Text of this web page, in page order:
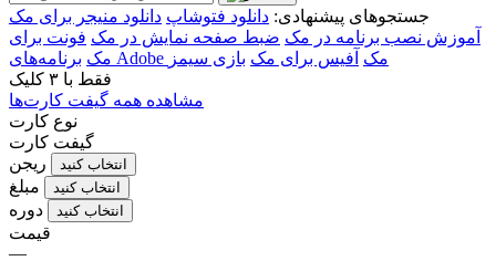
جستجوهای پیشنهادی: دانلود فتوشاپ دانلود منیجر برای مک
آموزش نصب برنامه در مک ضبط صفحه نمایش در مک فونت برای
مک
برنامه‌های Adobe مک آفیس برای مک بازی سیمز
فقط با ۳ کلیک
مشاهده همه گیفت کارت‌ها
نوع کارت
گیفت کارت
ریجن
انتخاب کنید
مبلغ انتخاب کنید
دوره انتخاب کنید
قیمت
—